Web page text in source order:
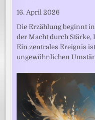
16. April 2026
Die Erzählung beginnt
der Macht durch
Ein zentrales Ereignis
ungewöhnlichen